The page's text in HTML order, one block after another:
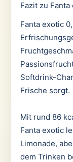
Fazit zu Fanta
Fanta exotic
Softdrink-
Frische sorgt.
Mit rund 86
Fanta exotic
Limonade,
dem Trinken